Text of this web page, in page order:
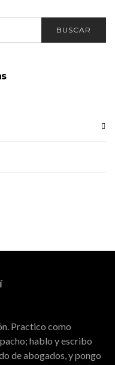
BUSCAR
Practico como
hablo y escribo
de abogados, y pongo